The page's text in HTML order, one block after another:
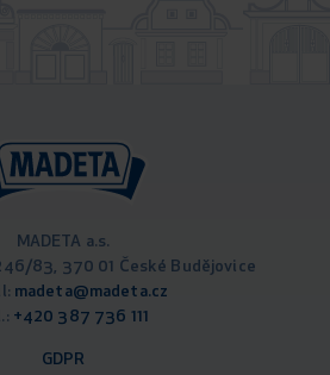
MADETA a.s.
83, 370 01 České Budějovice
madeta@madeta.cz
+420 387 736 111
GDPR